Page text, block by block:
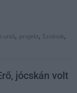
unió, projekt, Szolnok,
jócskán volt